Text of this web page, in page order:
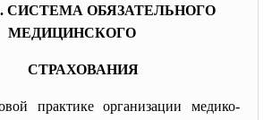
I. СИСТЕМА ОБЯЗАТЕЛЬНОГО
МЕДИЦИНСКОГО
СТРАХОВАНИЯ
практике организации медико-